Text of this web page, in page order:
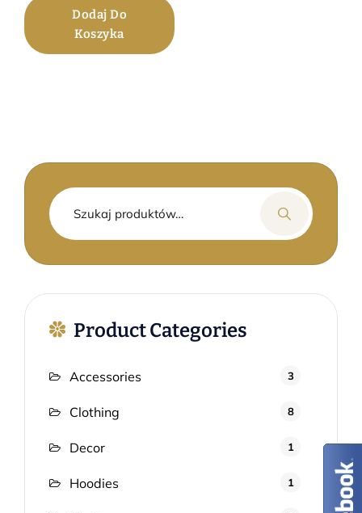
Dodaj Do
Koszyka
Szukaj:
Product Categories
Accessories 3
Clothing 8
Decor 1
Hoodies 1